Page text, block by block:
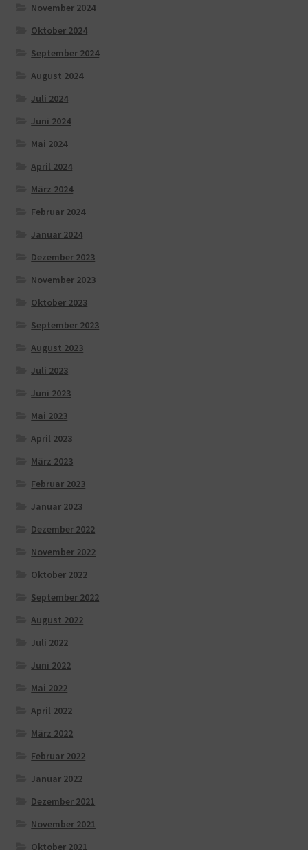
November 2024
Oktober 2024
September 2024
August 2024
Juli 2024
Juni 2024
Mai 2024
April 2024
März 2024
Februar 2024
Januar 2024
Dezember 2023
November 2023
Oktober 2023
September 2023
August 2023
Juli 2023
Juni 2023
Mai 2023
April 2023
März 2023
Februar 2023
Januar 2023
Dezember 2022
November 2022
Oktober 2022
September 2022
August 2022
Juli 2022
Juni 2022
Mai 2022
April 2022
März 2022
Februar 2022
Januar 2022
Dezember 2021
November 2021
Oktober 2021